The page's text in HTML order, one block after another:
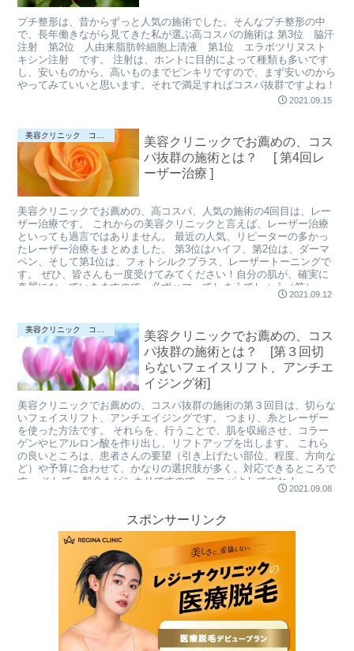
プチ整形は、昔からずっと人気の施術でした。そんなプチ整形の中
で、長年働きながら見てきた私が選ぶ高コスパの施術は 第3位 脇汗
注射 第2位 人由来脂肪幹細胞上清液 第1位 エラボツリヌスト
キシン注射 です。 注射は、ホントに目的によって種類も多いです
し、安いものから、高いものまでピンキリですので、まず安いのから
やってみていいと思います。それで満足すればコスパ抜群ですよね！
2021.09.15
美容クリニックでお薦めの、コス
パ抜群の施術とは？ [ 第4回レ
ーザー治療 ]
美容クリニックでお薦めの、高コスパ、人気の施術の4回目は、レー
ザー治療です。 これからの美容クリニックと言えば、レーザー治療
といっても過言ではありません。 最近の人気、リピーターの多かっ
たレーザー治療をまとめました。 第3位はハイフ、第2位は、ダーマ
ペン、そして第1位は、フォトシルクプラス、レーザートーニングで
す。 ぜひ、皆さんも一度受けてみてください！自分の肌が、確実に
奇麗になっていきますので、必ずハマってしまうでしょう（笑）。
2021.09.12
美容クリニックでお薦めの、コス
パ抜群の施術とは？ [第３回切
らないフェイスリフト、アンチエ
イジング術]
美容クリニックでお薦めの、コスパ抜群の施術の第３回目は、切らな
いフェイスリフト、アンチエイジングです。 つまり、糸とレーザー
を使った方法です。 それらを、行うことで、肌を収縮させ、コラー
ゲンやヒアルロン酸を作り出し、リフトアップを出します。 これら
の良いところは、患者さんの要望（引き上げたい部位、程度、方向な
ど）や予算に合わせて、かなりの選択肢が多く、対応できるところで
す。 そして、料金もピンキリですので、コスパよしですね！
2021.09.08
スポンサーリンク